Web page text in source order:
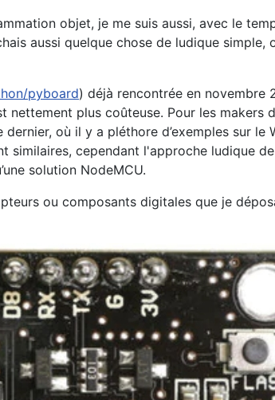
objet, je me suis aussi, avec le
aussi quelque chose de ludique
pyboard) déjà rencontrée en novembre
plus coûteuse. Pour les makers
où il y a pléthore d’exemples sur
cependant l'approche ludique
solution NodeMCU.
ou composants digitales que je